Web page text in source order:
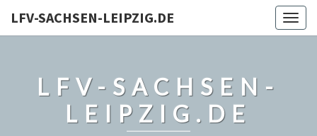
LFV-SACHSEN-LEIPZIG.DE
LFV-SACHSEN-
LEIPZIG.DE